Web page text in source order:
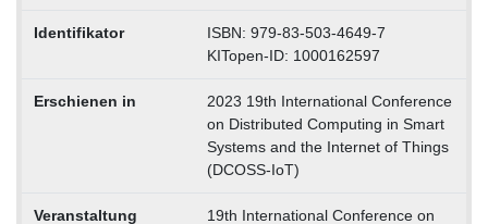
Identifikator
ISBN: 979-83-503-4649-7
KITopen-ID: 1000162597
Erschienen in
2023 19th International Conference
on Distributed Computing in Smart
Systems and the Internet of Things
(DCOSS-IoT)
Veranstaltung
19th International Conference on